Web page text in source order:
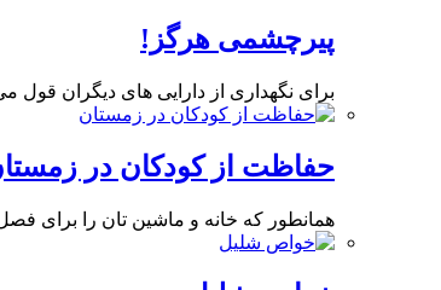
پیرچشمی هرگز!
برای نگهداری از دارایی های دیگران قول
حفاظت از کودکان در
همانطور که خانه و ماشین تان را برای